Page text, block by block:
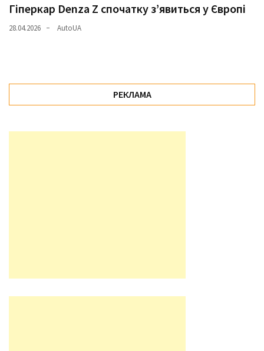
Гіперкар Denza Z спочатку з’явиться у Європі
28.04.2026 AutoUA
РЕКЛАМА